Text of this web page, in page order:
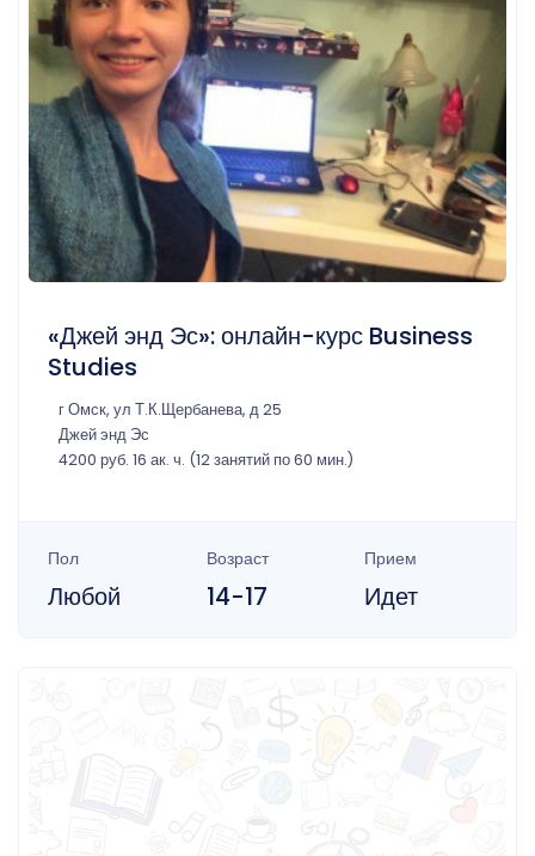
«Джей энд Эс»: онлайн-курс Business
Studies
г Омск, ул Т.К.Щербанева, д 25
Джей энд Эс
4200 руб. 16 ак. ч. (12 занятий по 60 мин.)
Пол
Любой
Возраст
14-17
Прием
Идет